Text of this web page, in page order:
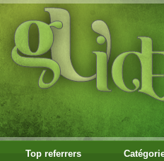
Top referrers